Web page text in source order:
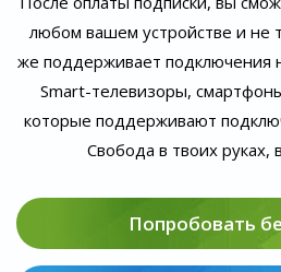
любом вашем устройстве и не
же поддерживает подключения
Smart-телевизоры,
которые поддерживают
Свобода в твоих руках,
Попробовать